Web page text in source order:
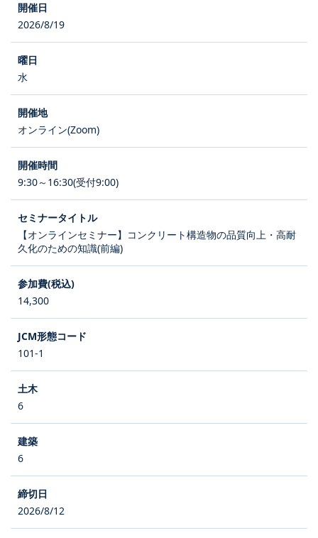
2026/8/19
水
オンライン(Zoom)
9:30～16:30(受付9:00)
【オンラインセミナー】コンクリート構造物の品質向上・高耐
久化のための知識(前編)
14,300
101-1
6
6
2026/8/12